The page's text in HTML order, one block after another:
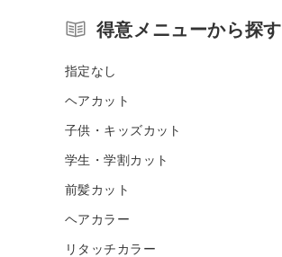
得意メニューから探す
指定なし
ヘアカット
子供・キッズカット
学生・学割カット
前髪カット
ヘアカラー
リタッチカラー